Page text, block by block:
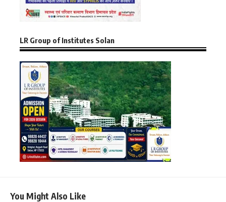
LR Group of Institutes Solan
You Might Also Like